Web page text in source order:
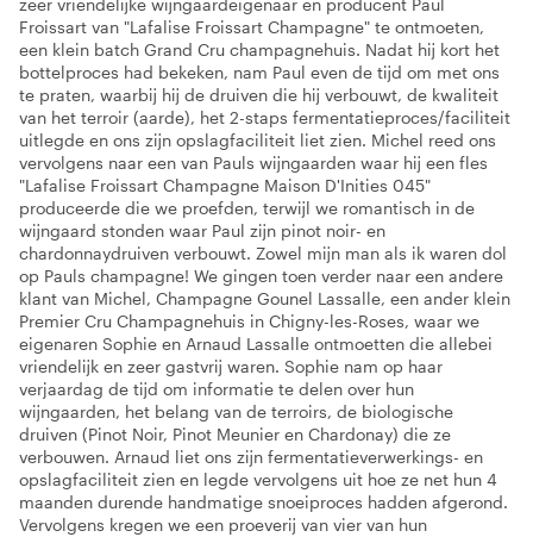
Froissart van "Lafalise Froissart Champagne" te ontmoeten,
een klein batch Grand Cru champagnehuis. Nadat hij kort het
bottelproces had bekeken, nam Paul even de tijd om met ons
te praten, waarbij hij de druiven die hij verbouwt, de kwaliteit
van het terroir (aarde), het 2-staps fermentatieproces/faciliteit
uitlegde en ons zijn opslagfaciliteit liet zien. Michel reed ons
vervolgens naar een van Pauls wijngaarden waar hij een fles
"Lafalise Froissart Champagne Maison D'Inities 045"
produceerde die we proefden, terwijl we romantisch in de
wijngaard stonden waar Paul zijn pinot noir- en
chardonnaydruiven verbouwt. Zowel mijn man als ik waren dol
op Pauls champagne! We gingen toen verder naar een andere
klant van Michel, Champagne Gounel Lassalle, een ander klein
Premier Cru Champagnehuis in Chigny-les-Roses, waar we
eigenaren Sophie en Arnaud Lassalle ontmoetten die allebei
vriendelijk en zeer gastvrij waren. Sophie nam op haar
verjaardag de tijd om informatie te delen over hun
wijngaarden, het belang van de terroirs, de biologische
druiven (Pinot Noir, Pinot Meunier en Chardonay) die ze
verbouwen. Arnaud liet ons zijn fermentatieverwerkings- en
opslagfaciliteit zien en legde vervolgens uit hoe ze net hun 4
maanden durende handmatige snoeiproces hadden afgerond.
Vervolgens kregen we een proeverij van vier van hun